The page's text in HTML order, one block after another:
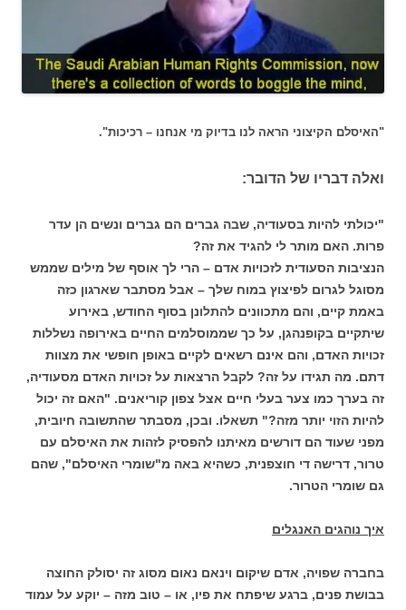
"האיסלם הקיצוני הראה לנו בדיוק מי אנחנו – רכיכות".
ואלה דבריו של הדובר:
"יכולתי להיות בסעודיה, שבה גברים הם גברים ונשים הן עדר
פרות. האם מותר לי להגיד את זה?
הנציבות הסעודית לזכויות אדם – הרי לך אוסף של מילים שממש
מסוגל לגרום לפיצוץ במוח שלך – אבל מסתבר שארגון כזה
באמת קיים, והם מתכוונים להתלונן בסוף החודש, באירוע
שיתקיים בקופנהגן, על כך שממוסלמים החיים באירופה נשללות
זכויות האדם, והם אינם רשאים לקיים באופן חופשי את מצוות
דתם. מה תגידו על זה? לקבל הרצאות על זכויות האדם מסעודיה,
זה בערך כמו צער בעלי חיים אצל צפון קוריאנים. "האם זה יכול
להיות הזוי יותר מזה?" תשאלו. ובכן, מסבתר שהתשובה חיובית,
מפני שעוד הם דורשים מאיתנו להפסיק לזהות את האיסלם עם
טרור, דרישה די חוצפנית, כשהיא באה מ"שומרי האיסלם", שהם
גם שומרי הטרור.
איך נוהגים האנגלים
בחברה שפויה, אדם שיקום וינאם נאום מסוג זה יסולק החוצה
בבושת פנים, ברגע שיפתח את פיו, או – טוב מזה – יוקע על עמוד